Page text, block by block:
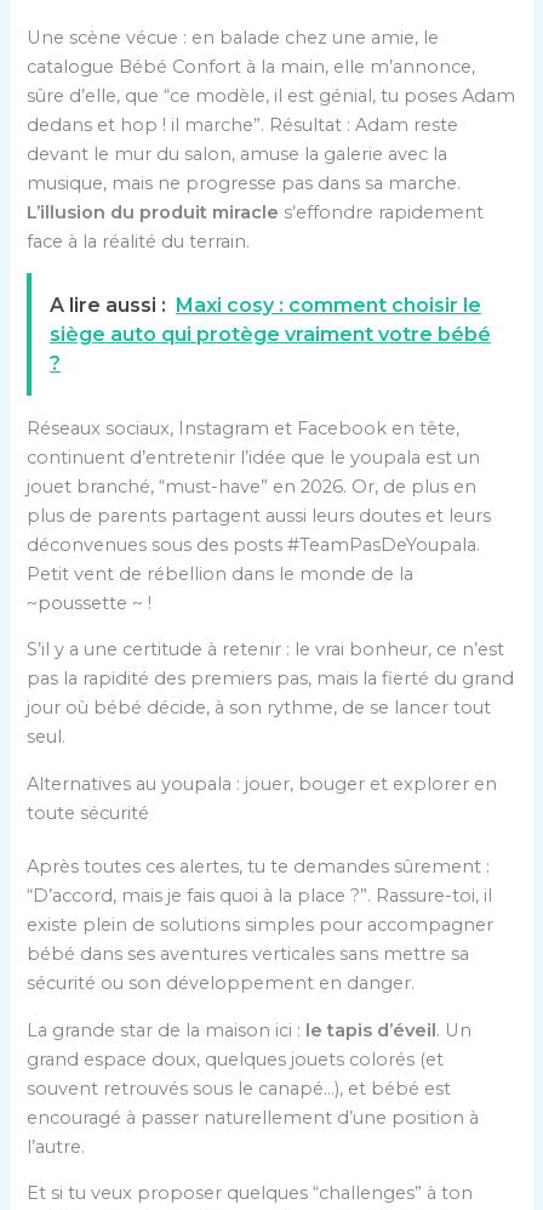
Une scène vécue : en balade chez une amie, le
catalogue Bébé Confort à la main, elle m’annonce,
sûre d’elle, que “ce modèle, il est génial, tu poses Adam
dedans et hop ! il marche”. Résultat : Adam reste
devant le mur du salon, amuse la galerie avec la
musique, mais ne progresse pas dans sa marche.
L’illusion du produit miracle s’effondre rapidement
face à la réalité du terrain.
A lire aussi : Maxi cosy : comment choisir le
siège auto qui protège vraiment votre bébé
?
Réseaux sociaux, Instagram et Facebook en tête,
continuent d’entretenir l’idée que le youpala est un
jouet branché, “must-have” en 2026. Or, de plus en
plus de parents partagent aussi leurs doutes et leurs
déconvenues sous des posts #TeamPasDeYoupala.
Petit vent de rébellion dans le monde de la
~poussette ~ !
S’il y a une certitude à retenir : le vrai bonheur, ce n’est
pas la rapidité des premiers pas, mais la fierté du grand
jour où bébé décide, à son rythme, de se lancer tout
seul.
Alternatives au youpala : jouer, bouger et explorer en
toute sécurité
Après toutes ces alertes, tu te demandes sûrement :
“D’accord, mais je fais quoi à la place ?”. Rassure-toi, il
existe plein de solutions simples pour accompagner
bébé dans ses aventures verticales sans mettre sa
sécurité ou son développement en danger.
La grande star de la maison ici : le tapis d’éveil. Un
grand espace doux, quelques jouets colorés (et
souvent retrouvés sous le canapé…), et bébé est
encouragé à passer naturellement d’une position à
l’autre.
Et si tu veux proposer quelques “challenges” à ton